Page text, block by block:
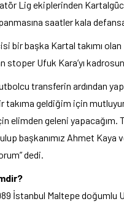
Lig ekiplerinden
saatler kala
bir başka Kartal takımı olan
stoper Ufuk Kara’yı
transferin ardından
takıma geldiğim için
elimden geleni yapacağım.
başkanımız Ahmet Kaya
dedi.
İstanbul Maltepe doğumlu